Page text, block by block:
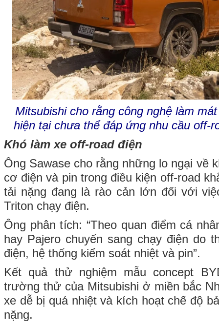
Mitsubishi cho rằng công nghệ làm
hiện tại chưa thể đáp ứng nhu cầu off-
Khó làm xe off-road điện
Ông Sawase cho rằng những lo ngại về
cơ điện và pin trong điều kiện off-road
tải nặng đang là rào cản lớn đối với
Triton chạy điện.
Ông phân tích: “Theo quan điểm cá
hay Pajero chuyển sang chạy điện do
điện, hệ thống kiểm soát nhiệt và pin”.
Kết quả thử nghiệm mẫu concept
trường thử của Mitsubishi ở miền bắc
xe dễ bị quá nhiệt và kích hoạt chế độ
nặng.